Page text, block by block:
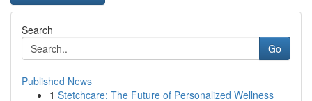
Search
Go
Published News
1 Stetchcare: The Future of Personalized Wellness